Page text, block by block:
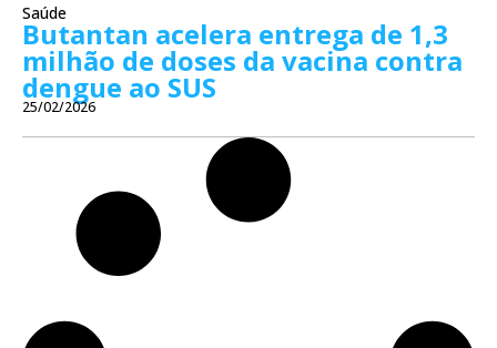
Saúde
Butantan acelera entrega de 1,3
milhão de doses da vacina contra
dengue ao SUS
25/02/2026